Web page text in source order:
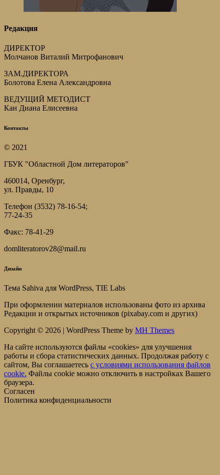
Редакция
ДИРЕКТОР
Молчанов Виталий Митрофанович
ЗАМ.ДИРЕКТОРА
Болотова Елена Александровна
ВЕДУЩИЙ МЕТОДИСТ
Кан Диана Елисеевна
Контакты
© 2021
ГБУК "Областной Дом литераторов"
460014, Оренбург,
ул. Правды, 10
Телефон (3532) 78-16-54;
77-24-35
Факс: 78-41-29
domliteratorov28@mail.ru
Дизайн
Тема Sahiva для WordPress, TIE Labs
При оформлении материалов использованы фото из архива
Редакции и открытых источников (pixabay.com и других)
Copyright © 2026 | WordPress Theme by MH Themes
На сайте используются файлы «cookies» для улучшения
работы и сбора статистических данных. Продолжая работу с
сайтом, Вы соглашаетесь c условиями использования файлов
cookie. Файлы cookie можно отключить в настройках Вашего
браузера.
Согласен
Политика конфиденциальности